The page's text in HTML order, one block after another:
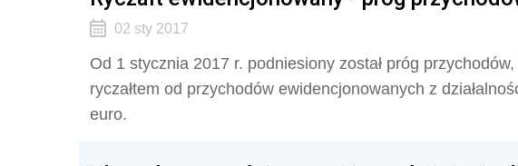
02 sty 2017
Od 1 stycznia 2017 r. podniesiony został próg
ryczałtem od przychodów ewidencjonowanych z
euro.